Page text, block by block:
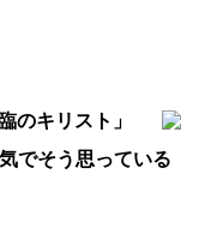
のキリスト」
でそう思っている